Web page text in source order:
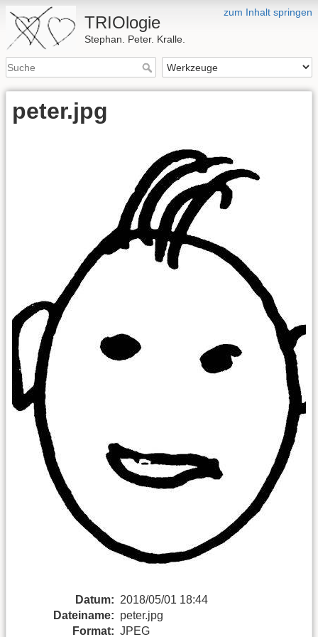
zum Inhalt springen
TRIOlogie
Stephan. Peter. Kralle.
peter.jpg
Datum: 2018/05/01 18:44
Dateiname: peter.jpg
Format: JPEG